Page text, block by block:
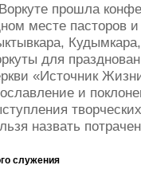
прошла
месте пасторов
для
«Источник
и
назвать
служения